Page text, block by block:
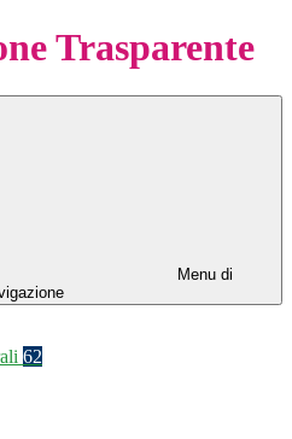
Trasparente
Menu di
62